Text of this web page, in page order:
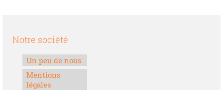
Notre société
Un peu de nous
Mentions
légales